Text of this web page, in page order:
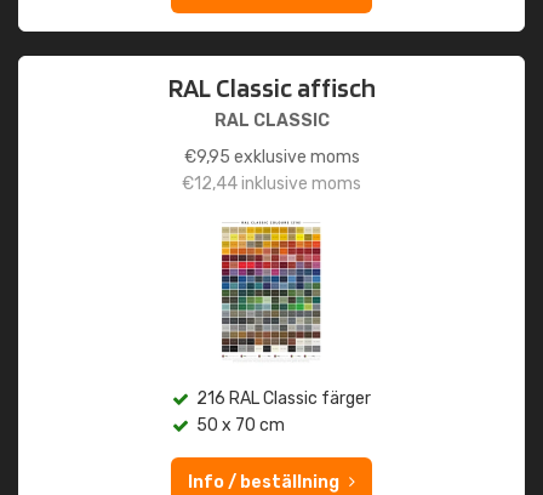
RAL Classic affisch
RAL CLASSIC
€9,95 exklusive moms
€12,44inklusive moms
216 RAL Classic färger
50 x 70 cm
Info / beställning